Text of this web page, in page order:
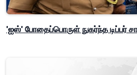
'ஐஸ்' போதைப்பொருள் நுகர்ந்த டிப்பர்